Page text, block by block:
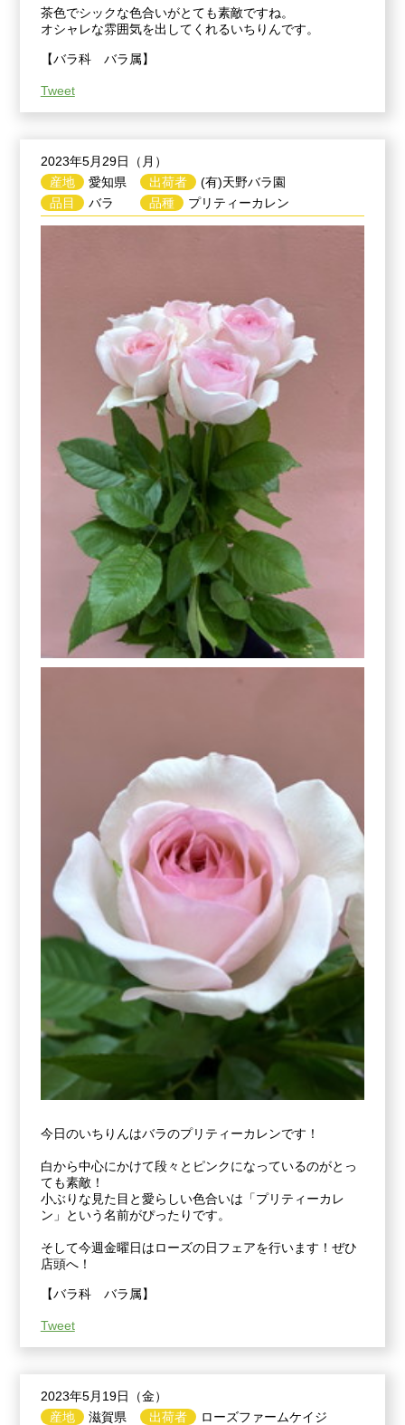
茶色でシックな色合いがとても素敵ですね。
オシャレな雰囲気を出してくれるいちりんです。
【バラ科 バラ属】
Tweet
2023年5月29日（月）
産地
愛知県
品目
バラ
出荷者
(有)天野バラ園
品種
プリティーカレン
今日のいちりんはバラのプリティーカレンです！
白から中心にかけて段々とピンクになっているのがとっ
ても素敵！
小ぶりな見た目と愛らしい色合いは「プリティーカレ
ン」という名前がぴったりです。
そして今週金曜日はローズの日フェアを行います！ぜひ
店頭へ！
【バラ科 バラ属】
Tweet
2023年5月19日（金）
産地
滋賀県
出荷者
ローズファームケイジ